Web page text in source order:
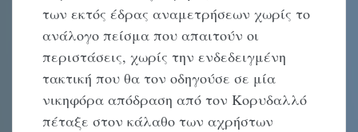
των εκτός έδρας αναμετρήσεων χωρίς το
ανάλογο πείσμα που απαιτούν οι
περιστάσεις, χωρίς την ενδεδειγμένη
τακτική που θα τον οδηγούσε σε μία
νικηφόρα απόδραση από τον Κορυδαλλό
πέταξε στον κάλαθο των αχρήστων